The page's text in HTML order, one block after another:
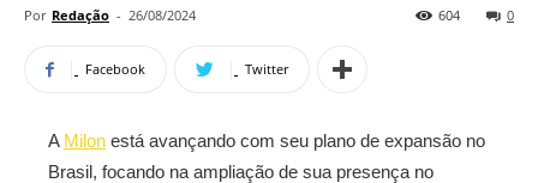
Por Redação - 26/08/2024 0
604
Facebook Twitter
A Milon está avançando com seu plano de expansão no
Brasil, focando na ampliação de sua presença no